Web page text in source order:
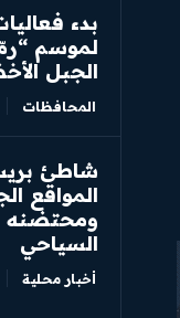
بدء
لموسم
الجبل
المحافظات
شاطئ
المواقع
ومحتضنه
السياحي
أخبار محلية